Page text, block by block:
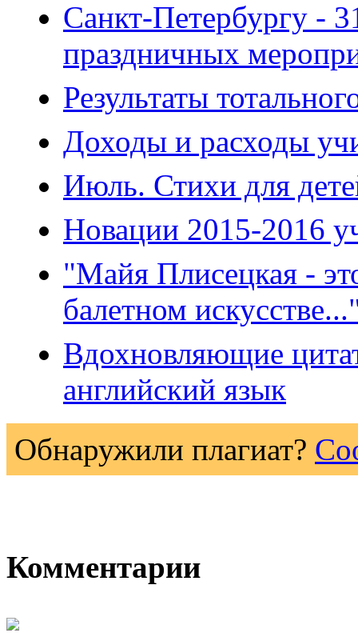
Санкт-Петербургу -
праздничных
Результаты
Доходы и расходы
Июль. Стихи для
Новации 2015-2016
"Майя Плисецкая -
балетном
Вдохновляющие
английский язык
Обнаружили плагиат?
Комментарии